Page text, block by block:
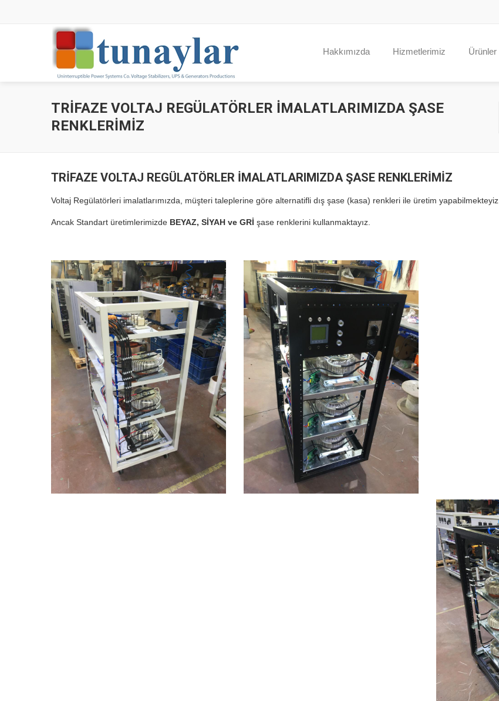
Hakkımızda Hizmetlerimiz Ürünler
TRİFAZE VOLTAJ REGÜLATÖRLER İMALATLARIMIZDA ŞASE
RENKLERİMİZ
TRİFAZE VOLTAJ REGÜLATÖRLER İMALATLARIMIZDA ŞASE RENKLERİMİZ
Voltaj Regülatörleri imalatlarımızda, müşteri taleplerine göre alternatifli dış şase (kasa) renkleri ile üretim yapabilmekteyiz.
Ancak Standart üretimlerimizde BEYAZ, SİYAH ve GRİ şase renklerini kullanmaktayız.